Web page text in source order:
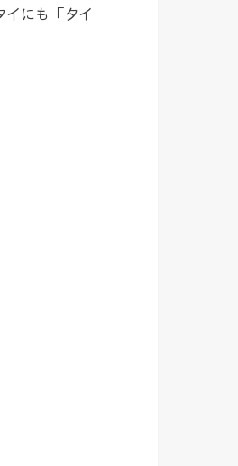
にも「タイ